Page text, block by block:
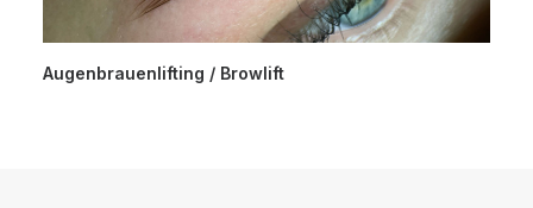
Augenbrauenlifting / Browlift